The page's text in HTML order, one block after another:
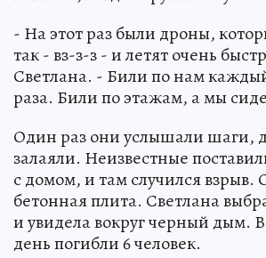
- На этот раз были дроны,
так - вз-з-з - и летят очень
Светлана. - Били по нам
раза. Били по этажам, а мы
Один раз они услышали шаги,
залаяли. Неизвестные
с домом, и там случился взрыв.
бетонная плита. Светлана
и увидела вокруг черный дым. В
день погибли 6 человек.